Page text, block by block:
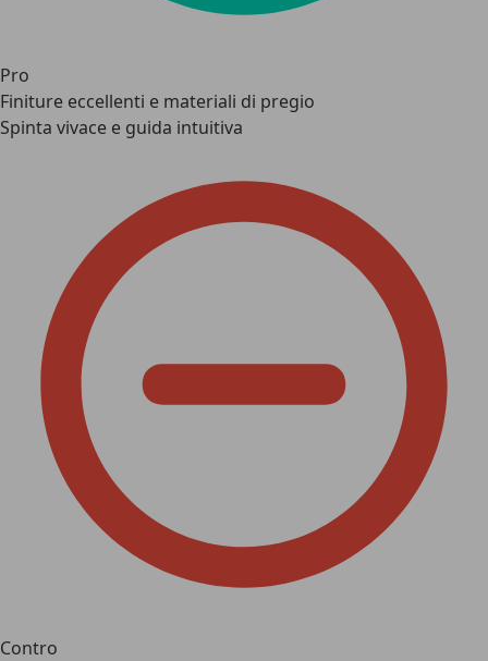
Pro
Finiture eccellenti e materiali di pregio
Spinta vivace e guida intuitiva
Contro